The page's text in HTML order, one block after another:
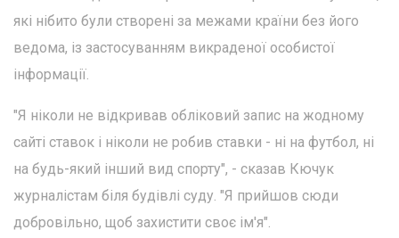
які нібито були створені за межами країни без його
ведома, із застосуванням викраденої особистої
інформації.
"Я ніколи не відкривав обліковий запис на жодному
сайті ставок і ніколи не робив ставки - ні на футбол, ні
на будь-який інший вид спорту", - сказав Кючук
журналістам біля будівлі суду. "Я прийшов сюди
добровільно, щоб захистити своє ім'я".